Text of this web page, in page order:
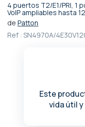
4 puertos T2/E1/PRI, 1
VoIP ampliables hasta
de Patton
Ref : SN4970A/
Este
vida útil
Saltar
al
de